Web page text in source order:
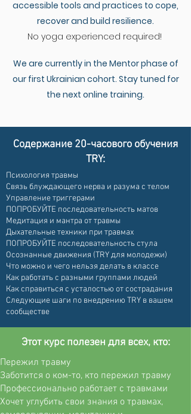
accessible tools and practices to cope,
recover and build resilience.
No yoga experienced required!
We are currently in the Mentor phase of
our first Ukrainian cohort. Stay tuned for
the next online training.
Содержание 20-часового обучения
TRY:
Психология травмы
Связь блуждающего нерва и разума с телом
Управление триггерами
ПОПРОБУЙТЕ последовательность матов
Медитация и мантра от травмы
Дыхательные техники при травмах
ПОПРОБУЙТЕ последовательность стула
Осознанные движения (TRY для молодежи)
Что можно и чего нельзя делать в классе
Как работать с разными группами людей
Как справиться с усталостью от сострадания
Следующие шаги по внедрению TRY в вашем
сообществе
Этот курс полезен для всех, кто:
Пережил травму
Заботится о ком-то, кто пережил травму
Профессионально работает с травмами
Хочет углубить свои знания о травмах,